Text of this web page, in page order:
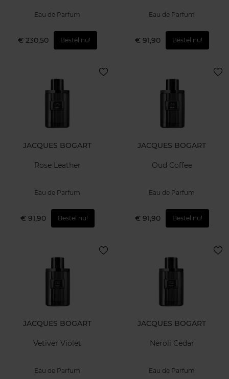
Eau de Parfum
€ 230,50 Bestel nu!
Eau de Parfum
€ 91,90 Bestel nu!
JACQUES BOGART
Rose Leather
Eau de Parfum
€ 91,90 Bestel nu!
JACQUES BOGART
Oud Coffee
Eau de Parfum
€ 91,90 Bestel nu!
JACQUES BOGART
Vetiver Violet
Eau de Parfum
JACQUES BOGART
Neroli Cedar
Eau de Parfum